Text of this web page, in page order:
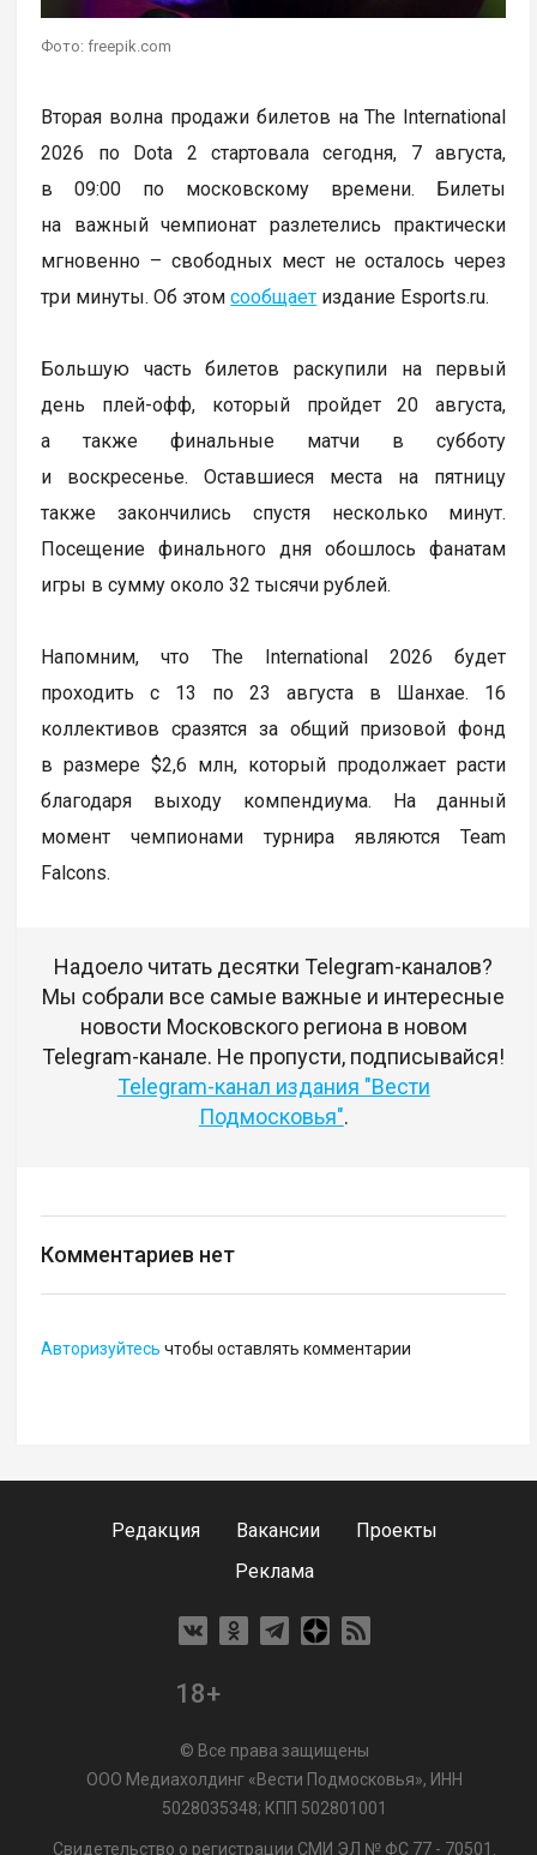
Фото: freepik.com
Вторая волна продажи билетов на The International
2026 по Dota 2 стартовала сегодня, 7 августа,
в 09:00 по московскому времени. Билеты
на важный чемпионат разлетелись практически
мгновенно – свободных мест не осталось через
три минуты. Об этомсообщает издание Esports.ru.
Большую часть билетов раскупили на первый
день плей-офф, который пройдет 20 августа,
а также финальные матчи в субботу
и воскресенье. Оставшиеся места на пятницу
также закончились спустя несколько минут.
Посещение финального дня обошлось фанатам
игры в сумму около 32 тысячи рублей.
Напомним, что The International 2026 будет
проходить с 13 по 23 августа в Шанхае. 16
коллективов сразятся за общий призовой фонд
в размере $2,6 млн, который продолжает расти
благодаря выходу компендиума. На данный
момент чемпионами турнира являются Team
Falcons.
Надоело читать десятки Telegram-каналов?
Мы собрали все самые важные и интересные
новости Московского региона в новом
Telegram-канале. Не пропусти, подписывайся!
Telegram-канал издания "Вести
Подмосковья".
Комментариев нет
Авторизуйтесь чтобы оставлять комментарии
Редакция Вакансии
Проекты
Реклама
18+
© Все права защищены
ООО Медиахолдинг «Вести Подмосковья», ИНН
5028035348; КПП 502801001
Свидетельство о регистрации СМИ ЭЛ № ФС 77 - 70501.